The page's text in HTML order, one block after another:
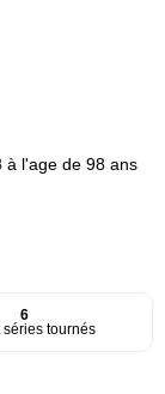
à l'age de 98 ans
6
séries tournés